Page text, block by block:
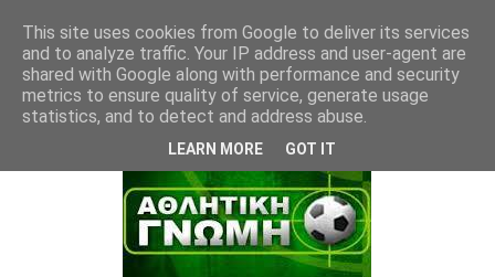
This site uses cookies from Google to deliver its services
and to analyze traffic. Your IP address and user-agent are
shared with Google along with performance and security
metrics to ensure quality of service, generate usage
statistics, and to detect and address abuse.
LEARN MORE GOT IT